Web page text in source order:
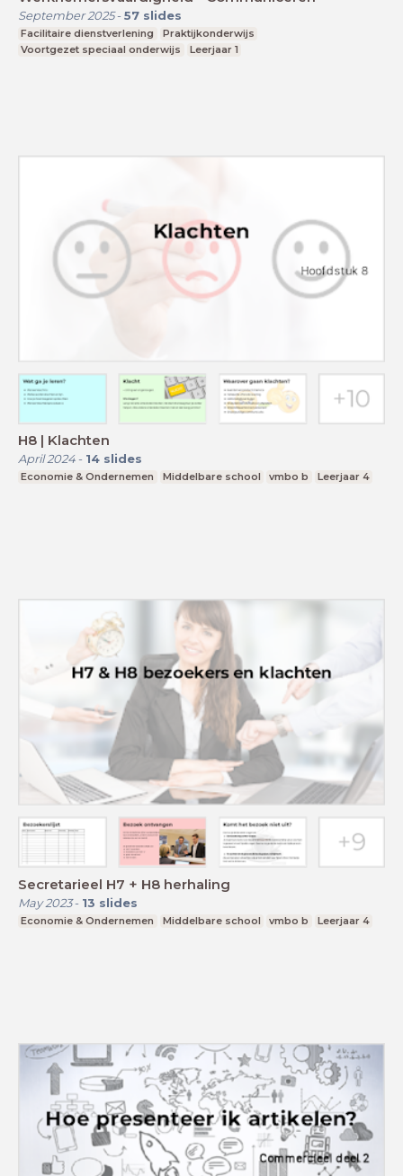
September 2025- 57 slides
Facilitaire dienstverlening
Praktijkonderwijs
Voortgezet speciaal onderwijs
Leerjaar 1
H8 | Klachten
April 2024- 14 slides
Economie & Ondernemen Middelbare school vmbo b Leerjaar 4
Secretarieel H7 + H8 herhaling
May 2023- 13 slides
Economie & Ondernemen Middelbare school vmbo b Leerjaar 4